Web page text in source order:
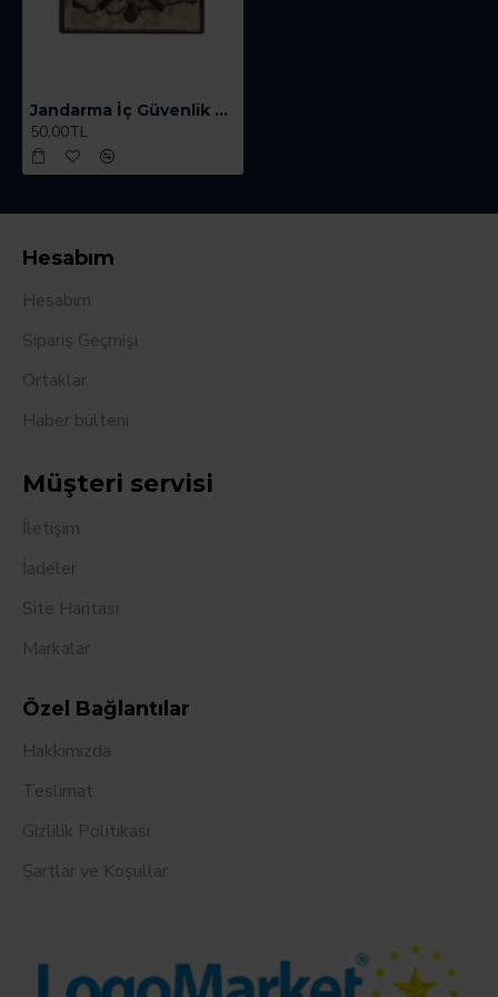
Jandarma İç Güvenlik Kıta Hizmet Brövesi - 3 Boyutlu
50,00TL
Hesabım
Hesabım
Sipariş Geçmişi
Ortaklar
Haber bülteni
Müşteri servisi
İletişim
İadeler
Site Haritası
Markalar
Özel Bağlantılar
Hakkımızda
Teslimat
Gizlilik Politikası
Şartlar ve Koşullar